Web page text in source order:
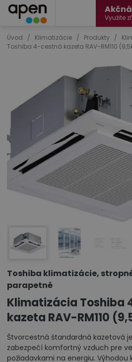
Využite
Úvod / Klimatizácie / Produkty /
Toshiba 4-cestná kazeta RAV-RM110
Toshiba klimatizácie,
parapetné
Klimatizácia Toshiba
kazeta RAV-RM110
Štvorcestná štandardná kazetová
zabezpečí komfortný vzduch pre
požiadavkami na energiu. Výhodou